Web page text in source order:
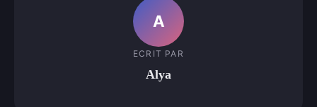
A
ECRIT PAR
Alya